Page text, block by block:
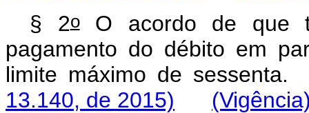
§ 2oO acordo de que
pagamento do débito em
limite máximo de sessenta.
13.140, de 2015)